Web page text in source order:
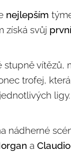
nejlepším
získá svůj
stupně
trofej,
ligy.
nádherné
a